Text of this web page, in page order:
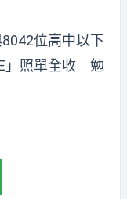
位高中以下
」照單全收 勉